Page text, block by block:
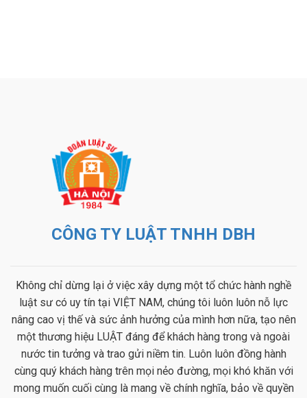
CÔNG TY LUẬT TNHH DBH
Không chỉ dừng lại ở việc xây dựng một tổ chức hành nghề
luật sư có uy tín tại VIỆT NAM, chúng tôi luôn luôn nỗ lực
nâng cao vị thế và sức ảnh hưởng của mình hơn nữa, tạo nên
một thương hiệu LUẬT đáng để khách hàng trong và ngoài
nước tin tưởng và trao gửi niềm tin. Luôn luôn đồng hành
cùng quý khách hàng trên mọi nẻo đường, mọi khó khăn với
mong muốn cuối cùng là mang về chính nghĩa, bảo về quyền